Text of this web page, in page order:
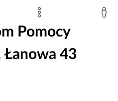
Pomocy
Łanowa 43